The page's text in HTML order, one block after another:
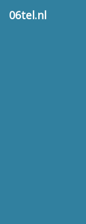
06tel.nl